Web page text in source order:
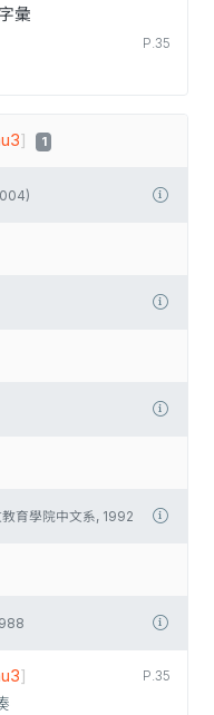
彙
P.35
] 1
育學院中文系, 1992
P.35
]